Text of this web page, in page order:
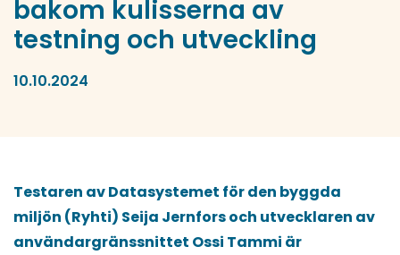
bakom kulisserna av
testning och utveckling
10.10.2024
Testaren av Datasystemet för den byggda
miljön (Ryhti) Seija Jernfors och utvecklaren av
användargränssnittet Ossi Tammi är